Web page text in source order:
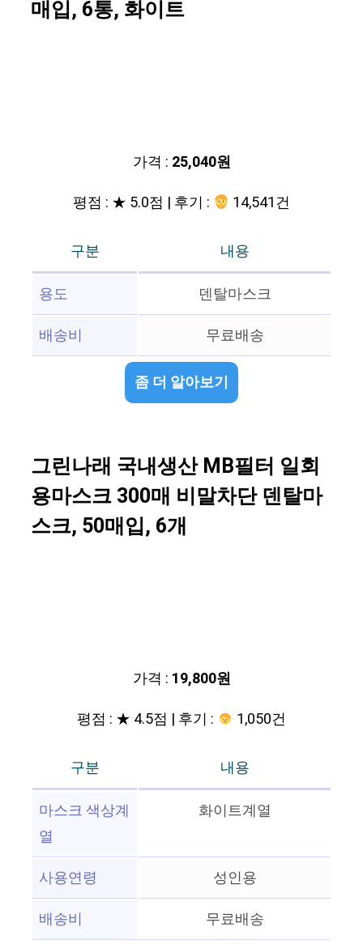
매입, 6통, 화이트
가격 : 25,040원
평점 : ★ 5.0점 | 후기 :
14,541건
구분
내용
용도
덴탈마스크
배송비
무료배송
좀 더 알아보기
그린나래 국내생산 MB필터 일회
용마스크 300매 비말차단 덴탈마
스크, 50매입, 6개
가격 : 19,800원
평점 : ★ 4.5점 | 후기 :
1,050건
구분
내용
마스크 색상계
열
화이트계열
사용연령
성인용
배송비
무료배송